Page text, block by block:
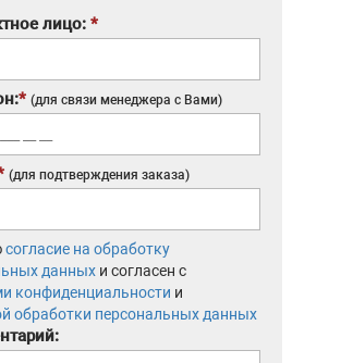
лицо: *
* (для связи менеджера с Вами)
(для подтверждения заказа)
согласие на обработку
данных и согласен с
конфиденциальности и
обработки персональных данных